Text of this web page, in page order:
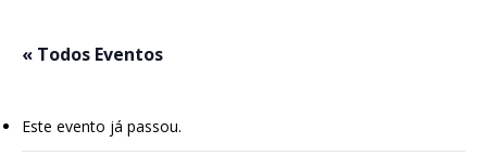
main« Todos Eventos
Este evento já passou.